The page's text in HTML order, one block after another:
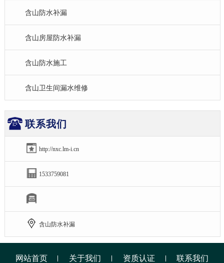
含山防水补漏
含山房屋防水补漏
含山防水施工
含山卫生间漏水维修
联系我们
http://nxc.lm-i.cn
1533759081
含山防水补漏
网站首页 关于我们 资质认证 联系我们